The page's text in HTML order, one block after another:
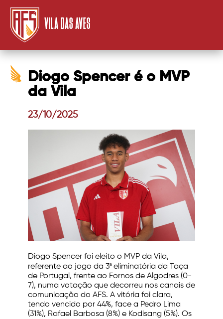
VILA DAS AVES
Diogo Spencer é o MVP
da Vila
23/10/2025
Diogo Spencer foi eleito o MVP da Vila,
referente ao jogo da 3ª eliminatória da Taça
de Portugal, frente ao Fornos de Algodres (0-
7), numa votação que decorreu nos canais de
comunicação do AFS. A vitória foi clara,
tendo vencido por 44%, face a Pedro Lima
(31%), Rafael Barbosa (8%) e Kodisang (5%). Os